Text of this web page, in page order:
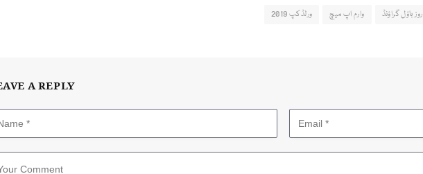
روز باؤل گراؤنڈ وارم اپ میچ ورلڈکپ 2019
A REPLY